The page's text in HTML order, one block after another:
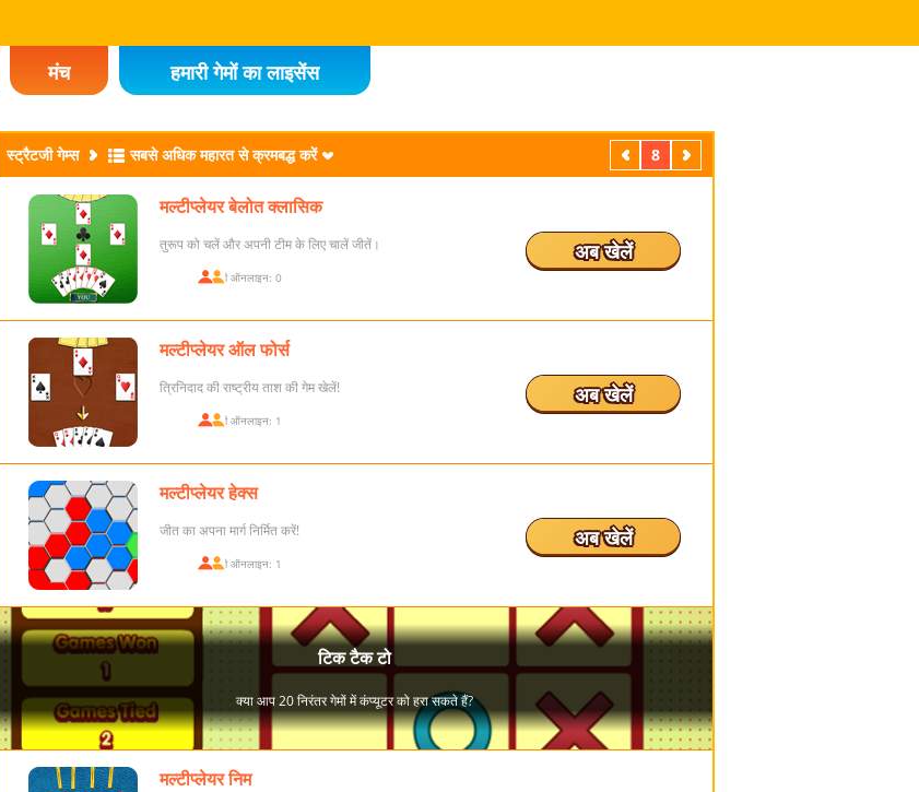
मंच हमारी गेमों का लाइसेंस
स्ट्रैटजी गेम्स सबसे अधिक महारत से क्रमबद्ध करें पिछला 8 अगला
मल्टीप्लेयर बेलोत क्लासिक
तुरूप को चलें और अपनी टीम के लिए चालें जीतें।
खिलाड़ी ऑनलाइन: 0
अब खेलें
मल्टीप्लेयर ऑल फोर्स
त्रिनिदाद की राष्ट्रीय ताश की गेम खेलें!
खिलाड़ी ऑनलाइन: 1
अब खेलें
मल्टीप्लेयर हेक्स
जीत का अपना मार्ग निर्मित करें!
खिलाड़ी ऑनलाइन: 1
अब खेलें
मल्टीप्लेयर निम